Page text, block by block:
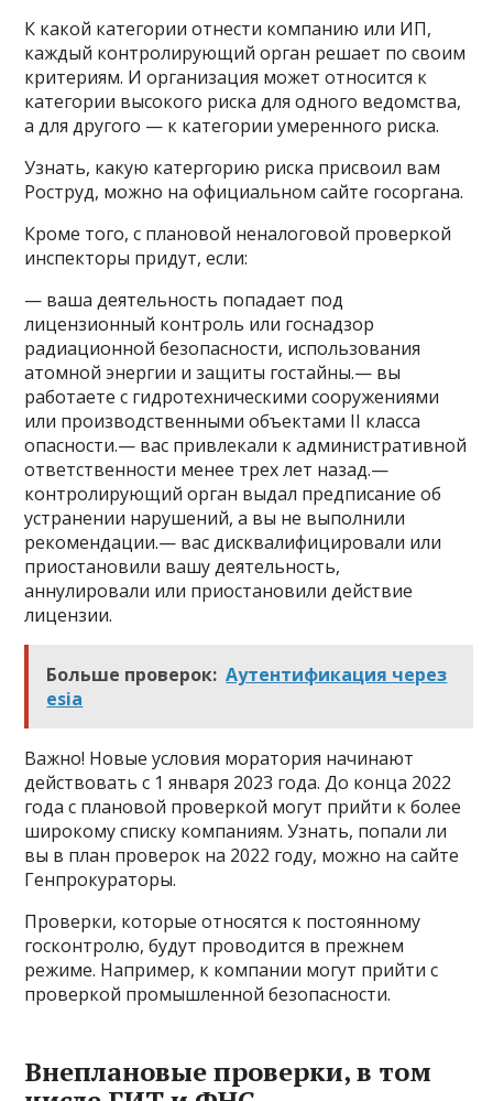
К какой категории отнести компанию или ИП,
каждый контролирующий орган решает по своим
критериям. И организация может относится к
категории высокого риска для одного ведомства,
а для другого — к категории умеренного риска.
Узнать, какую катергорию риска присвоил вам
Роструд, можно на официальном сайте госоргана.
Кроме того, с плановой неналоговой проверкой
инспекторы придут, если:
— ваша деятельность попадает под
лицензионный контроль или госнадзор
радиационной безопасности, использования
атомной энергии и защиты гостайны.— вы
работаете с гидротехническими сооружениями
или производственными объектами II класса
опасности.— вас привлекали к административной
ответственности менее трех лет назад.—
контролирующий орган выдал предписание об
устранении нарушений, а вы не выполнили
рекомендации.— вас дисквалифицировали или
приостановили вашу деятельность,
аннулировали или приостановили действие
лицензии.
Больше проверок: Аутентификация через
esia
Важно! Новые условия моратория начинают
действовать с 1 января 2023 года. До конца 2022
года с плановой проверкой могут прийти к более
широкому списку компаниям. Узнать, попали ли
вы в план проверок на 2022 году, можно на сайте
Генпрокураторы.
Проверки, которые относятся к постоянному
госконтролю, будут проводится в прежнем
режиме. Например, к компании могут прийти с
проверкой промышленной безопасности.
Внеплановые проверки, в том